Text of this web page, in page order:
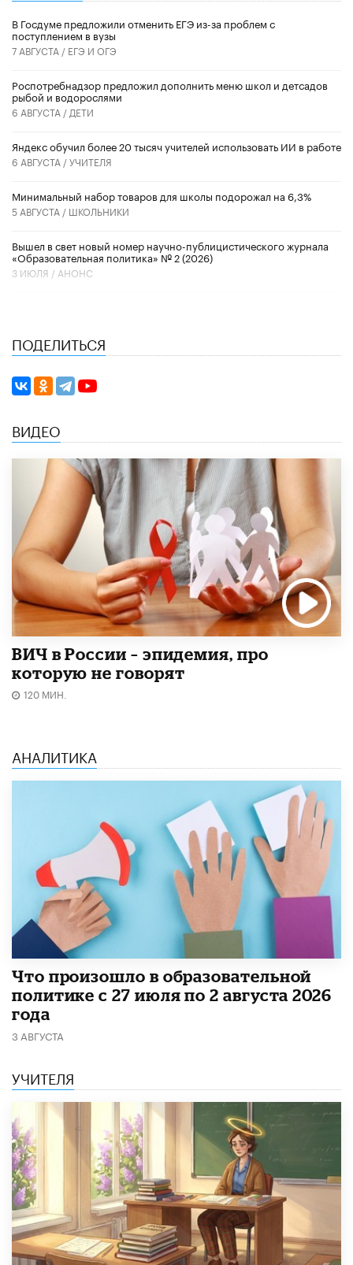
В Госдуме предложили отменить ЕГЭ из-за проблем с
поступлением в вузы
7 АВГУСТА / ЕГЭ И ОГЭ
Роспотребнадзор предложил дополнить меню школ и детсадов
рыбой и водорослями
6 АВГУСТА / ДЕТИ
​Яндекс обучил более 20 тысяч учителей использовать ИИ в работе
6 АВГУСТА /УЧИТЕЛЯ
Минимальный набор товаров для школы подорожал на 6,3%
5 АВГУСТА / ШКОЛЬНИКИ
Вышел в свет новый номер научно-публицистического журнала
«Образовательная политика» № 2 (2026)
3 ИЮЛЯ / АНОНС
ПОДЕЛИТЬСЯ
ВИДЕО
ВИЧ в России – эпидемия, про
которую не говорят
120 МИН.
АНАЛИТИКА
​Что произошло в образовательной
политике с 27 июля по 2 августа 2026
года
3 АВГУСТА
УЧИТЕЛЯ